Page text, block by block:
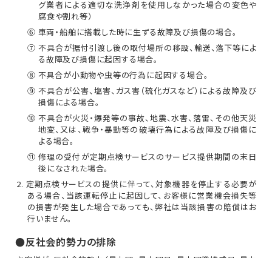
グ業者による適切な洗浄剤を使用しなかった場合の変色や
腐食や割れ等）
⑥ 車両・船舶に搭載した時に生ずる故障及び損傷の場合。
⑦ 不具合が据付引渡し後の取付場所の移設、輸送、落下等によ
る故障及び損傷に起因する場合。
⑧ 不具合が小動物や虫等の行為に起因する場合。
⑨ 不具合が公害、塩害、ガス害（硫化ガスなど）による故障及び
損傷による場合。
⑩ 不具合が火災・爆発等の事故、地震、水害、落雷、その他天災
地変、又は、戦争・暴動等の破壊行為による故障及び損傷に
よる場合。
⑪ 修理の受付が定期点検サービスのサービス提供期間の末日
後になされた場合。
2. 定期点検サービスの提供に伴って、対象機器を停止する必要が
ある場合、当該運転停止に起因して、お客様に営業機会損失等
の損害が発生した場合であっても、弊社は当該損害の賠償はお
行いません。
●反社会的勢力の排除